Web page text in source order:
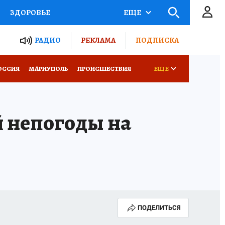
ЗДОРОВЬЕ
РОССИИ
ЕЩЕ
РАДИО РЕКЛАМА ПОДПИСКА
МАРИУПОЛЬ ПРОИСШЕСТВИЯ ЕЩЕ
непогоды на
ПОДЕЛИТЬСЯ